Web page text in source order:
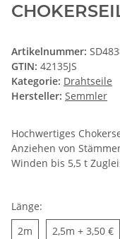
Artikelnummer:
GTIN: 42135JS
Kategorie: Drahtseile
Hersteller: Semmler
Hochwertiges
Anziehen von
Winden bis 5,5 t
Länge:
2m
2,5m 2,5m
+ 3,50 €